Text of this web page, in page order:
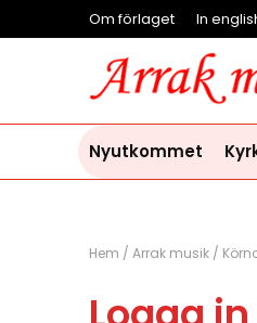
Om förlaget In
Nyutkommet
Hem / Arrak musik /